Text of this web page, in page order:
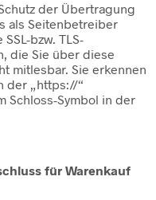
der Übertragung
als Seitenbetreiber
bzw. TLS-
die Sie über diese
mitlesbar. Sie erkennen
der „https://“
Schloss-Symbol in der
für Warenkauf